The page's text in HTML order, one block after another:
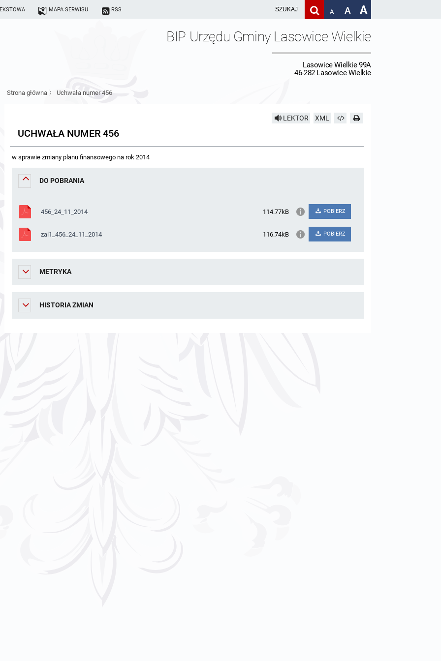
MAPA SERWISU RSS A A A
BIP Urzędu Gminy Lasowice Wielkie
Lasowice Wielkie 99A
46-282 Lasowice Wielkie
Strona główna 〉 Uchwała numer 456
LEKTOR XML
UCHWAŁA NUMER 456
w sprawie zmiany planu finansowego na rok 2014
DO POBRANIA
456_24_11_2014 114.77kB POBIERZ
zal1_456_24_11_2014 116.74kB POBIERZ
METRYKA
HISTORIA ZMIAN